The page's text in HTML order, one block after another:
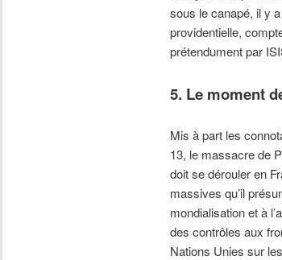
sous le canapé, il y
providentielle,
prétendument par
5. Le moment
Mis à part les
13, le massacre de
doit se dérouler en
massives qu’il
mondialisation et à
des contrôles aux
Nations Unies sur